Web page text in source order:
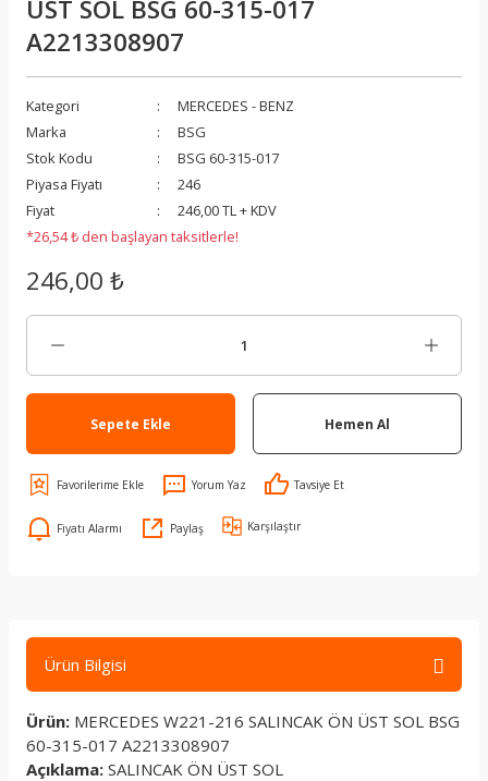
ÜST SOL BSG 60-315-017
A2213308907
Kategori
MERCEDES - BENZ
Marka
BSG
Stok Kodu
BSG 60-315-017
Piyasa Fiyatı
246
Fiyat
246,00 TL + KDV
*26,54 ₺ den başlayan taksitlerle!
246,00 ₺
Sepete Ekle Hemen Al
Yorum Yaz Tavsiye Et
Fiyatı Alarmı Paylaş Karşılaştır
Ürün Bilgisi
Ürün: MERCEDES W221-216 SALINCAK ÖN ÜST SOL BSG
60-315-017 A2213308907
Açıklama: SALINCAK ÖN ÜST SOL